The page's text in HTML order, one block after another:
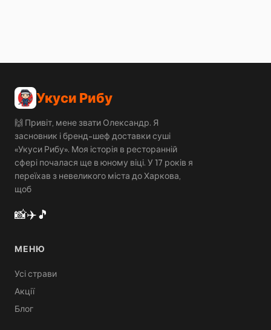
Укуси Рибу
🙌 Привіт, мене звати Олександр. Я
засновник і бренд-шеф доставки суші
«Укуси Рибу». Моя історія в ресторанній
сфері почалася ще в юному віці. У 17 років я
переїхав з невеликого міста до Харкова,
щоб
📸✈️🎵
МЕНЮ
Усі страви
Акції
Блог